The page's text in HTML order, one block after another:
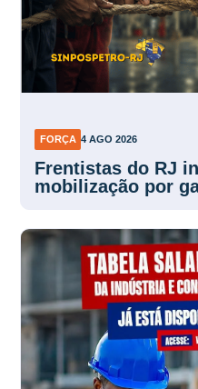
FORÇA 4 AGO 2026
Frentistas do RJ
mobilização por